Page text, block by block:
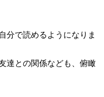
分で読めるようになりま
達との関係なども、俯瞰